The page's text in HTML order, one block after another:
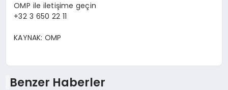
OMP ile iletişime geçin
+32 3 650 22 11
KAYNAK: OMP
Benzer Haberler